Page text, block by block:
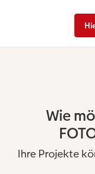
Wie
Ihre Projekte